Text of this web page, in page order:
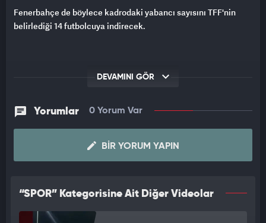
Fenerbahçe de böylece kadrodaki yabancı sayısını TFF'nin
belirlediği 14 futbolcuya indirecek.
DEVAMINI GÖR
Yorumlar 0 Yorum Var
BIR YORUM YAPIN
“SPOR” Kategorisine Ait Diğer Videolar